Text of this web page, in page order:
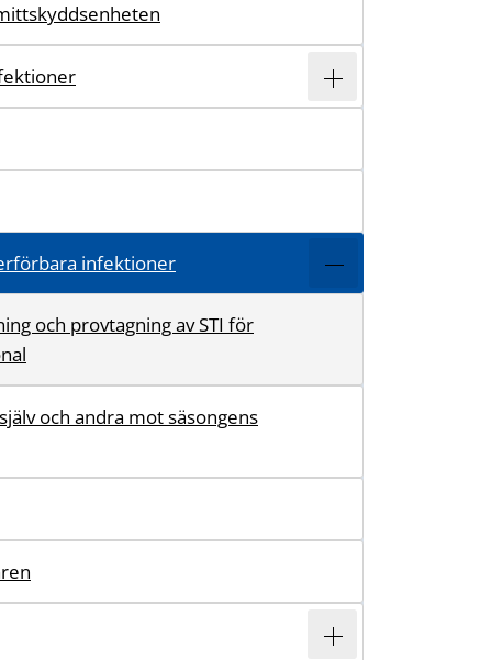
infektioner
och provtagning av STI för
och andra mot säsongens